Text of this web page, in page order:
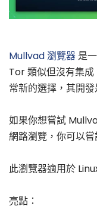
Mullvad 瀏覽器是
Tor 類似但沒有集
常新的選擇，其開
如果你想嘗試
網路瀏覽，你可以
此瀏覽器適用於
亮點：